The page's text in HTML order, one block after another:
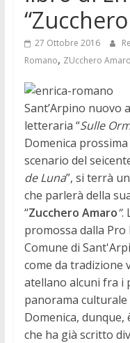
27 Ottobre 2016
Romano, ZUcchero Amaro
Sant’Arpino nuovo
letteraria “Sulle
Domenica
scenario del
de Luna”, si terrà
che parlerà della
“Zucchero Amaro”.
promossa dalla
Comune di
come da tradizione
atellano alcuni fra i
panorama culturale
Domenica, dunque,
che ha già scritto